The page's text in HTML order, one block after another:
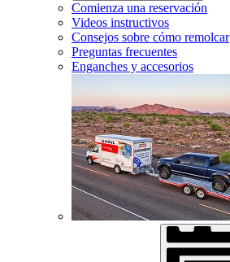
Comienza una reservación
Videos instructivos
Consejos sobre cómo remolcar
Preguntas frecuentes
Enganches y accesorios